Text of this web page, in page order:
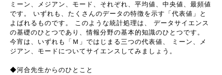
ミーン、メジアン、モード、それぞれ、平均値、中央値、最頻値
です。 いずれも、たくさんのデータの特徴を示す「代表値」と
よばれるものです。 このような統計処理は、 データサイエンス
の基礎のひとつであり、情報分野の基本的知識のひとつです。
今宵は、いずれも「Ｍ」ではじまる三つの代表値、 ミーン、メ
ジアン、モードについてサイエンスしてみましょう。
◆河合先生からのひとこと